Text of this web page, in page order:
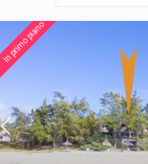
In primo piano